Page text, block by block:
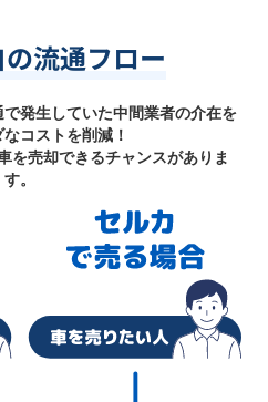
流通フロー
発生していた中間業者の介在を
コストを削減！
を売却できるチャンスがありま
す。